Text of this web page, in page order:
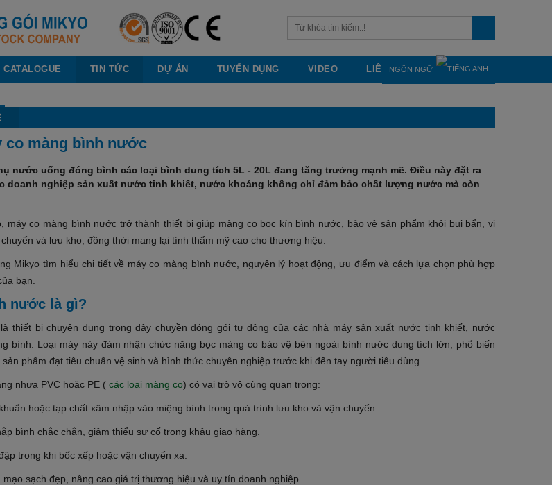
CATALOGUE TIN TỨC DỰ ÁN TUYỂN DỤNG VIDEO LIÊN HỆNGÔN NGỮ
co màng bình nước
nước uống đóng bình các loại bình dung tích 5L - 20L đang tăng trưởng mạnh mẽ. Điều này đặt ra
doanh nghiệp sản xuất nước tinh khiết, nước khoáng không chỉ đảm bảo chất lượng nước mà còn
máy co màng bình nước trở thành thiết bị giúp màng co bọc kín bình nước, bảo vệ sản phẩm khỏi bụi bẩn, vi
và lưu kho, đồng thời mang lại tính thẩm mỹ cao cho thương hiệu.
Mikyo tìm hiểu chi tiết về máy co màng bình nước, nguyên lý hoạt động, ưu điểm và cách lựa chọn phù hợp
bạn.
nước là gì?
thiết bị chuyên dụng trong dây chuyền đóng gói tự động của các nhà máy sản xuất nước tinh khiết, nước
bình. Loại máy này đảm nhận chức năng bọc màng co bảo vệ bên ngoài bình nước dung tích lớn, phổ biến
phẩm đạt tiêu chuẩn vệ sinh và hình thức chuyên nghiệp trước khi đến tay người tiêu dùng.
nhựa PVC hoặc PE ( các loại màng co) có vai trò vô cùng quan trọng:
hoặc tạp chất xâm nhập vào miệng bình trong quá trình lưu kho và vận chuyển.
bình chắc chắn, giảm thiểu sự cố trong khâu giao hàng.
trong khi bốc xếp hoặc vận chuyển xa.
sạch đẹp, nâng cao giá trị thương hiệu và uy tín doanh nghiệp.